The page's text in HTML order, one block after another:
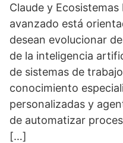
Claude y
avanzado está
desean evolucionar
de la inteligencia
de sistemas de
conocimiento
personalizadas y
de automatizar
[…]